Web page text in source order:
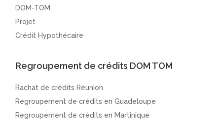
DOM-TOM
Projet
Crédit Hypothécaire
Regroupement de crédits DOM TOM
Rachat de crédits Réunion
Regroupement de crédits en Guadeloupe
Regroupement de crédits en Martinique